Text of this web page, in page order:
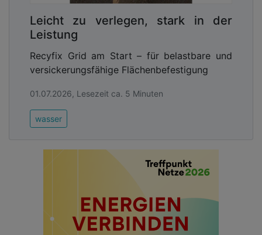
Leicht zu verlegen, stark in der
Leistung
Recyfix Grid am Start – für belastbare und
versickerungsfähige Flächenbefestigung
01.07.2026, Lesezeit ca. 5 Minuten
wasser